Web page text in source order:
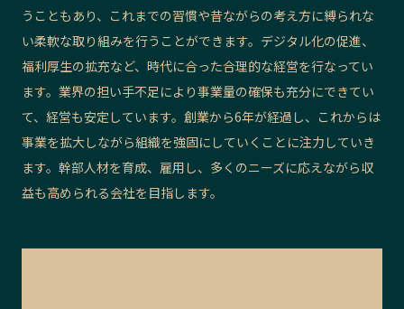
うこともあり、これまでの習慣や昔ながらの考え方に縛られな
い柔軟な取り組みを行うことができます。デジタル化の促進、
福利厚生の拡充など、時代に合った合理的な経営を行なってい
ます。業界の担い手不足により事業量の確保も充分にできてい
て、経営も安定しています。創業から6年が経過し、これからは
事業を拡大しながら組織を強固にしていくことに注力していき
ます。幹部人材を育成、雇用し、多くのニーズに応えながら収
益も高められる会社を目指します。